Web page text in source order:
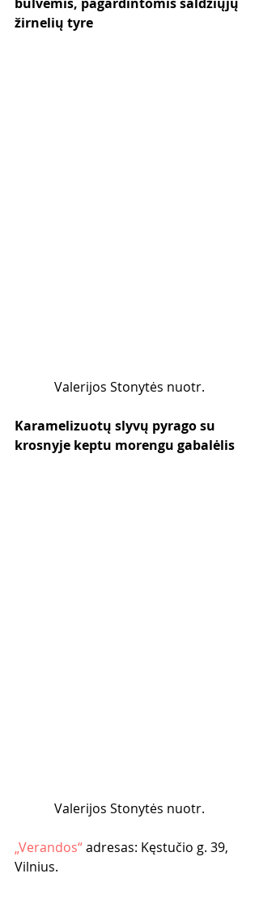
bulvėmis, pagardintomis saldžiųjų
žirnelių tyre
Valerijos Stonytės nuotr.
Karamelizuotų slyvų pyrago su
krosnyje keptu morengu gabalėlis
Valerijos Stonytės nuotr.
„Verandos“ adresas: Kęstučio g. 39,
Vilnius.